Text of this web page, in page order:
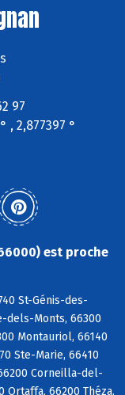
97
, 2,877397 °
est proche
St-Génis-des-
dels-Monts, 66300
Montauriol, 66140
Ste-Marie, 66410
Corneilla-del-
Ortaffa, 66200 Théza,